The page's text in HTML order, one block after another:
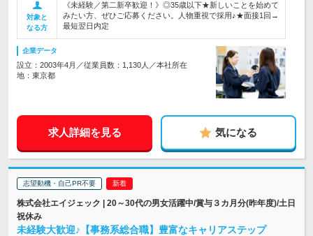
対象と
なる方
《未経験／第二新卒歓迎！》◎35歳以下★新しいことを始めて
みたい方、ぜひご応募ください。人物重視で採用♪★面接1回→
最短翌日内定
企業データ
設立：2003年4月／従業員数：1,130人／本社所在
地：東京都
求人詳細を見る 気になる
志望動機・自己PR不要
株式会社エイジェック | 20～30代の男女活躍中/賞与３カ月分(昨年度)/土日
祝休み
未経験大歓迎♪【事務系総合職】豊富なキャリアステップ